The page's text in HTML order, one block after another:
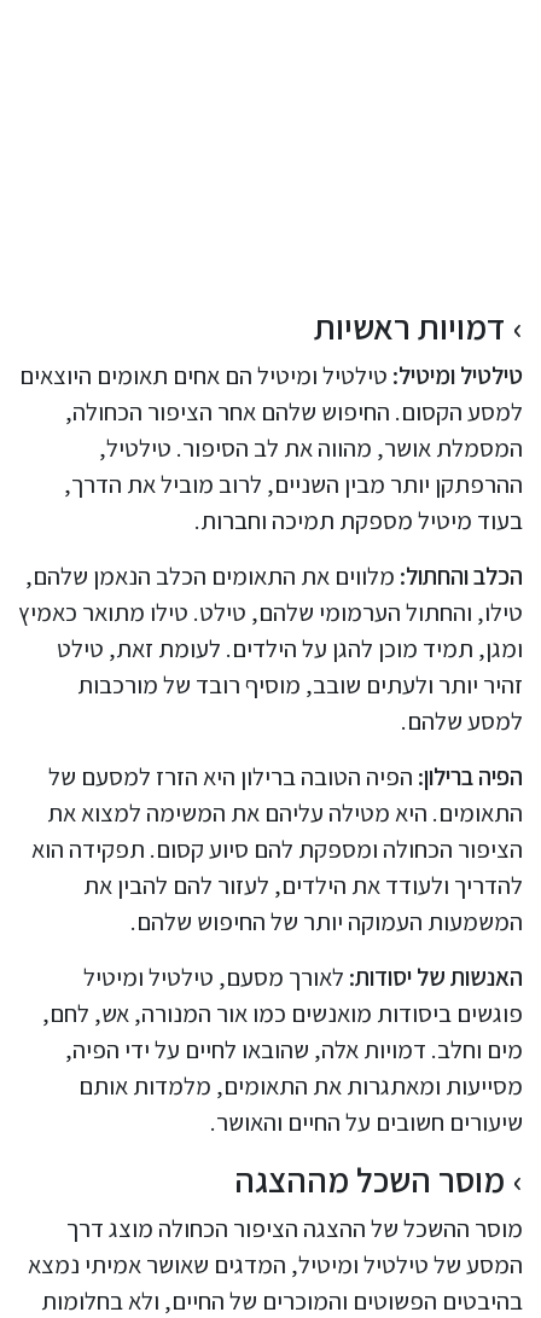
דמויות ראשיות
טילטיל ומיטיל: טילטיל ומיטיל הם אחים תאומים היוצאים
למסע הקסום. החיפוש שלהם אחר הציפור הכחולה,
המסמלת אושר, מהווה את לב הסיפור. טילטיל,
ההרפתקן יותר מבין השניים, לרוב מוביל את הדרך,
בעוד מיטיל מספקת תמיכה וחברות.
הכלב והחתול: מלווים את התאומים הכלב הנאמן שלהם,
טילו, והחתול הערמומי שלהם, טילט. טילו מתואר כאמיץ
ומגן, תמיד מוכן להגן על הילדים. לעומת זאת, טילט
זהיר יותר ולעתים שובב, מוסיף רובד של מורכבות
למסע שלהם.
הפיה ברילון: הפיה הטובה ברילון היא הזרז למסעם של
התאומים. היא מטילה עליהם את המשימה למצוא את
הציפור הכחולה ומספקת להם סיוע קסום. תפקידה הוא
להדריך ולעודד את הילדים, לעזור להם להבין את
המשמעות העמוקה יותר של החיפוש שלהם.
האנשות של יסודות: לאורך מסעם, טילטיל ומיטיל
פוגשים ביסודות מואנשים כמו אור המנורה, אש, לחם,
מים וחלב. דמויות אלה, שהובאו לחיים על ידי הפיה,
מסייעות ומאתגרות את התאומים, מלמדות אותם
שיעורים חשובים על החיים והאושר.
מוסר השכל מההצגה
מוסר ההשכל של ההצגה הציפור הכחולה מוצג דרך
המסע של טילטיל ומיטיל, המדגים שאושר אמיתי נמצא
בהיבטים הפשוטים והמוכרים של החיים, ולא בחלומות